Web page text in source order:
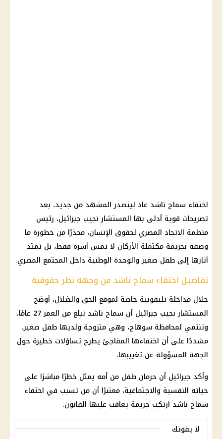
اختفاء سماح ناشد عاد ليتصدر المشهد من جديد، بعد
تصريحات قوية أدلى بها المستشار نجيب جبرائيل، رئيس
منظمة الاتحاد المصري لحقوق الإنسان، محذرًا من خطورة ما
وصفه بجريمة مكتملة الأركان لا تمس أسرة فقط، بل تمتد
آثارها إلى طفل صغير والوحدة الوطنية داخل المجتمع المصري.
تفاصيل اختفاء سماح ناشد من وجهة نظر حقوقية
خلال مداخلة تليفونية خاصة لموقع الحق والضلال، أوضح
المستشار نجيب جبرائيل أن سماح ناشد تبلغ من العمر 27 عامًا،
وتنتمي لمحافظة سوهاج، وهي متزوجة ولديها طفل صغير،
مشددًا على أن اختفاءها المفاجئ يطرح تساؤلات خطيرة حول
الجهة المسؤولة عن تغييبها.
وأكد جبرائيل أن حرمان طفل من أمه يمثل خطرًا مباشرًا على
حياته النفسية والاجتماعية، معتبرًا أن من تسبب في اختفاء
سماح ناشد ارتكب جريمة يعاقب عليها القانون.
لا يفوتك